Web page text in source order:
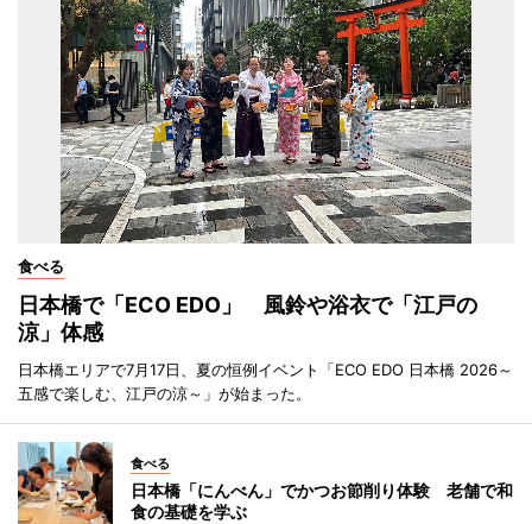
食べる
日本橋で「ECO EDO」 風鈴や浴衣で「江戸の
涼」体感
日本橋エリアで7月17日、夏の恒例イベント「ECO EDO 日本橋 2026～
五感で楽しむ、江戸の涼～」が始まった。
食べる
日本橋「にんべん」でかつお節削り体験 老舗で和
食の基礎を学ぶ